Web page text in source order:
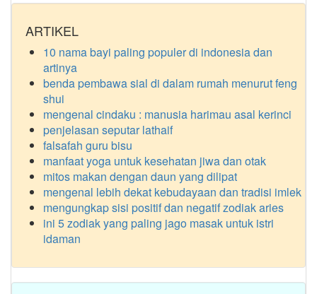
ARTIKEL
10 nama bayi paling populer di indonesia dan
artinya
benda pembawa sial di dalam rumah menurut feng
shui
mengenal cindaku : manusia harimau asal kerinci
penjelasan seputar lathaif
falsafah guru bisu
manfaat yoga untuk kesehatan jiwa dan otak
mitos makan dengan daun yang dilipat
mengenal lebih dekat kebudayaan dan tradisi imlek
mengungkap sisi positif dan negatif zodiak aries
ini 5 zodiak yang paling jago masak untuk istri
idaman